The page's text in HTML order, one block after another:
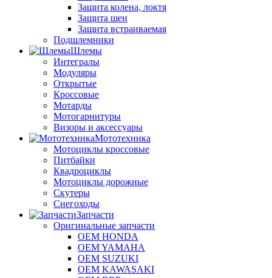
Защита колена, локтя
Защита шеи
Защита встраиваемая
Подшлемники
Шлемы
Интегралы
Модуляры
Открытые
Кроссовые
Мотарды
Мотогарнитуры
Визоры и аксессуары
Мототехника
Мотоциклы кроссовые
Питбайки
Квадроциклы
Мотоциклы дорожные
Скутеры
Снегоходы
Запчасти
Оригинальные запчасти
OEM HONDA
OEM YAMAHA
OEM SUZUKI
OEM KAWASAKI